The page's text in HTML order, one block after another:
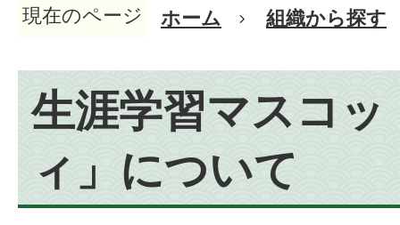
現在のページ ホーム 組織から探す
生涯学習マスコ
ィ」について